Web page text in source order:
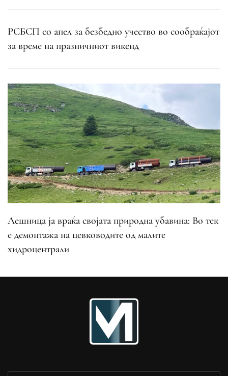
РСБСП со апел за безбедно учество во сообраќајот
за време на празничниот викенд
Лешница ја враќа својата природна убавина: Во тек
е демонтажа на цевководите од малите
хидроцентрали